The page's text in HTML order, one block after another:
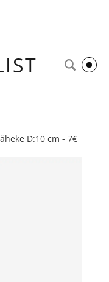
D:10 cm - 7€